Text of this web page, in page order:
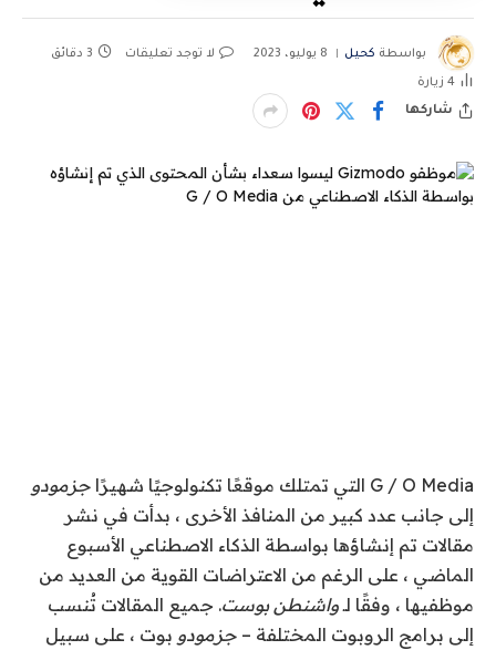
بواسطة كحيل 8 يوليو، 2023 لا توجد تعليقات 3 دقائق
4 زيارة
شاركها
G / O Media التي تمتلك موقعًا تكنولوجيًا شهيرًا
جزمودو
إلى جانب عدد كبير من المنافذ الأخرى ، بدأت في نشر
مقالات تم إنشاؤها بواسطة الذكاء الاصطناعي الأسبوع
الماضي ، على الرغم من الاعتراضات القوية من العديد من
موظفيها ، وفقًا لـواشنطن بوست. جميع المقالات تُنسب
إلى برامج الروبوت المختلفة – جزمودو بوت ، على سبيل